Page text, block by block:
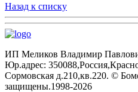
Назад к списку
ИП Меликов Владимир
Юр.адрес:
Сормовская д.210,кв.220. ©
защищены.1998‑2026